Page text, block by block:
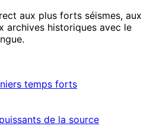
aux plus forts séismes, aux
archives historiques avec le
temps forts
de la source